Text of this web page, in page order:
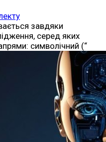
завдяки
серед яких
символічний (“